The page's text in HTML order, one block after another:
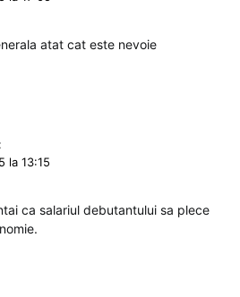
atat cat este nevoie
la 13:15
ca salariul debutantului sa plece